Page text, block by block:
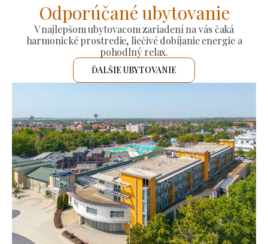
Odporúčané ubytovanie
V najlepšom ubytovacom zariadení na vás čaká
harmonické prostredie, liečivé dobíjanie energie a
pohodlný relax.
ĎALŠIE UBYTOVANIE